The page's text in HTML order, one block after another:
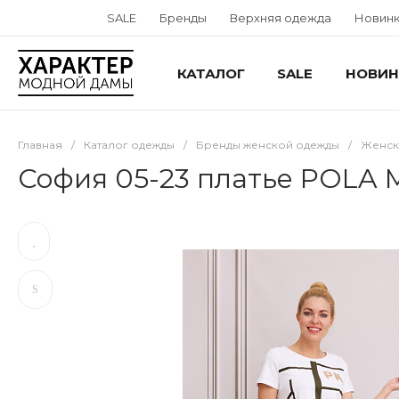
SALE Бренды Верхняя одежда
КАТАЛОГ SALE
Главная / Каталог одежды / Бренды женской одежды /
София 05-23 платье POLA